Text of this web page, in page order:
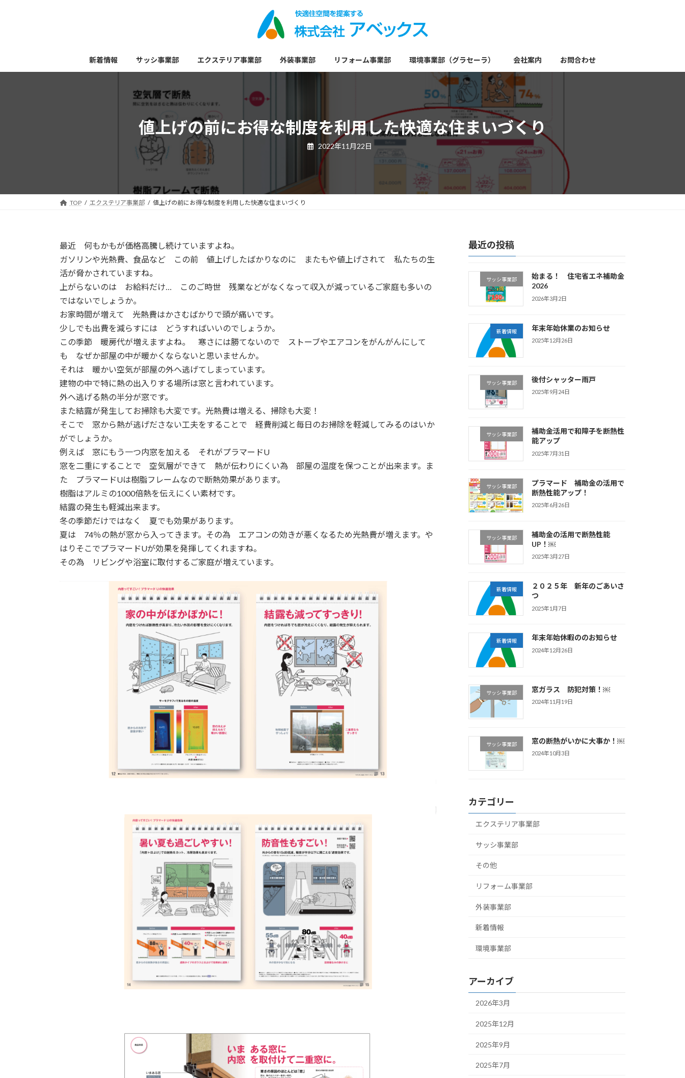
新着情報 サッシ事業部 エクステリア事業部 外装事業部 リフォーム事業部 環境事業部（グラセーラ） 会社案内 お問合わせ
値上げの前にお得な制度を利用した快適な住まいづくり
2022年11月22日
TOP エクステリア事業部 値上げの前にお得な制度を利用した快適な住まいづくり
最近 何もかもが価格高騰し続けていますよね。
ガソリンや光熱費、食品など この前 値上げしたばかりなのに またもや値上げされて 私たちの生
活が脅かされていますね。
上がらないのは お給料だけ… このご時世 残業などがなくなって収入が減っているご家庭も多いの
ではないでしょうか。
お家時間が増えて 光熱費はかさむばかりで頭が痛いです。
少しでも出費を減らすには どうすればいいのでしょうか。
この季節 暖房代が増えますよね。 寒さには勝てないので ストーブやエアコンをがんがんにして
も なぜか部屋の中が暖かくならないと思いませんか。
それは 暖かい空気が部屋の外へ逃げてしまっています。
建物の中で特に熱の出入りする場所は窓と言われています。
外へ逃げる熱の半分が窓です。
また結露が発生してお掃除も大変です。光熱費は増える、掃除も大変！
そこで 窓から熱が逃げださない工夫をすることで 経費削減と毎日のお掃除を軽減してみるのはいか
がでしょうか。
例えば 窓にもう一つ内窓を加える それがプラマードU
窓を二重にすることで 空気層ができて 熱が伝わりにくい為 部屋の温度を保つことが出来ます。ま
た プラマードUは樹脂フレームなので断熱効果があります。
樹脂はアルミの1000倍熱を伝えにくい素材です。
結露の発生も軽減出来ます。
冬の季節だけではなく 夏でも効果があります。
夏は 74％の熱が窓から入ってきます。その為 エアコンの効きが悪くなるため光熱費が増えます。や
はりそこでプラマードUが効果を発揮してくれますね。
その為 リビングや浴室に取付するご家庭が増えています。
最近の投稿
サッシ事業部
始まる！ 住宅省エネ補助金
2026
2026年3月2日
新着情報 年末年始休業のお知らせ
2025年12月26日
サッシ事業部 後付シャッター雨戸
2025年9月24日
サッシ事業部
補助金活用で和障子を断熱性
能アップ
2025年7月31日
サッシ事業部
プラマード 補助金の活用で
断熱性能アップ！
2025年6月26日
サッシ事業部
補助金の活用で断熱性能
UP！￼
2025年3月27日
新着情報
２０２５年 新年のごあいさ
つ
2025年1月7日
新着情報 年末年始休暇ののお知らせ
2024年12月26日
サッシ事業部 窓ガラス 防犯対策！￼
2024年11月19日
サッシ事業部 窓の断熱がいかに大事か！￼
2024年10月3日
カテゴリー
エクステリア事業部
サッシ事業部
その他
リフォーム事業部
外装事業部
新着情報
環境事業部
アーカイブ
2026年3月
2025年12月
2025年9月
2025年7月